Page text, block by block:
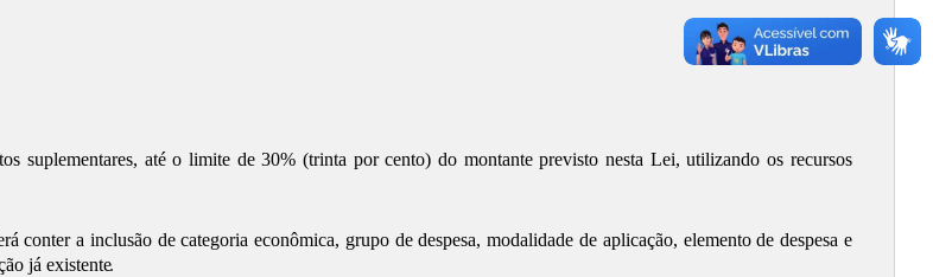
suplementares, até o limite de 30% (trinta por cento) do montante previsto nesta Lei, utilizando os recursos
conter a inclusão de categoria econômica, grupo de despesa, modalidade de aplicação, elemento de despesa e
já existente.